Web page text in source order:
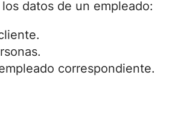
datos de un empleado:
correspondiente.